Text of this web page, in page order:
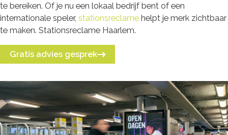
te bereiken. Of je nu een lokaal bedrijf bent of een
internationale speler, stationsreclame helpt je merk zichtbaar
te maken. Stationsreclame Haarlem.
Gratis advies gesprek